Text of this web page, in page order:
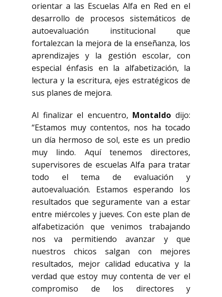
orientar a las Escuelas Alfa en Red en el
desarrollo de procesos sistemáticos de
autoevaluación institucional que
fortalezcan la mejora de la enseñanza, los
aprendizajes y la gestión escolar, con
especial énfasis en la alfabetización, la
lectura y la escritura, ejes estratégicos de
sus planes de mejora.
Al finalizar el encuentro, Montaldo dijo:
“Estamos muy contentos, nos ha tocado
un día hermoso de sol, este es un predio
muy lindo. Aquí tenemos directores,
supervisores de escuelas Alfa para tratar
todo el tema de evaluación y
autoevaluación. Estamos esperando los
resultados que seguramente van a estar
entre miércoles y jueves. Con este plan de
alfabetización que venimos trabajando
nos va permitiendo avanzar y que
nuestros chicos salgan con mejores
resultados, mejor calidad educativa y la
verdad que estoy muy contenta de ver el
compromiso de los directores y